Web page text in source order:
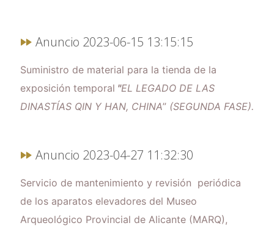
Anuncio 2023-06-15 13:15:15
Suministro de material para la tienda de la
exposición temporal "EL LEGADO DE LAS
DINASTÍAS QIN Y HAN, CHINA” (SEGUNDA FASE).
Anuncio 2023-04-27 11:32:30
Servicio de mantenimiento y revisión periódica
de los aparatos elevadores del Museo
Arqueológico Provincial de Alicante (MARQ),